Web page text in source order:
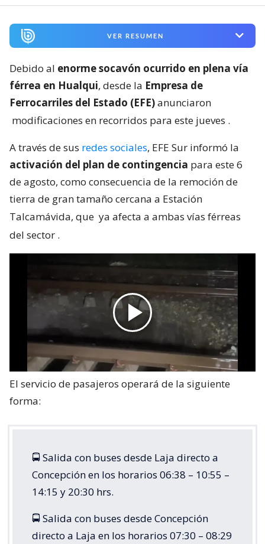
VER RESUMEN
Debido al enorme socavón ocurrido en plena vía
férrea en Hualqui, desde la Empresa de
Ferrocarriles del Estado (EFE)anunciaron
modificaciones en recorridos para este jueves .
A través de sus redes sociales, EFE Sur informó la
activación del plan de contingencia para este 6
de agosto, como consecuencia de la remoción de
tierra de gran tamaño cercana a Estación
Talcamávida, que ya afecta a ambas vías férreas
del sector .
El servicio de pasajeros operará de la siguiente
forma:
🚍 Salida con buses desde Laja directo a
Concepción en los horarios 06:38 – 10:55 –
14:15 y 20:30 hrs.
🚍 Salida con buses desde Concepción
directo a Laja en los horarios 07:30 – 08:29